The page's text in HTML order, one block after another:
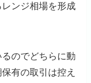
ンジ相場を形成
のでどちらに動
有の取引は控え